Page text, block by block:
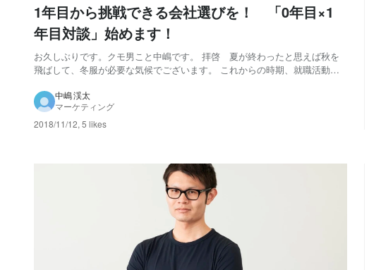
1年目から挑戦できる会社選びを！ 「0年目×1
年目対談」始めます！
お久しぶりです。クモ男こと中嶋です。 拝啓 夏が終わったと思えば秋を
飛ばして、冬服が必要な気候でございます。 これからの時期、就職活動を
に心が引っかかる人が、多くなっている時期かと思われます。 突然です
が、みなさんが就職先の会社を選ぶ時に大事にし...
中嶋 渓太
マーケティング
2018/11/12, 5 likes